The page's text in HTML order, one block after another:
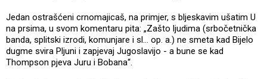
Jedan ostrašćeni crnomajicaš, na primjer, s bljeskavim ušatim U
na prsima, u svom komentaru pita: „Zašto ljudima (srbočetnička
banda, splitski izrodi, komunjare i sl… op. a.) ne smeta kad Bijelo
dugme svira Pljuni i zapjevaj Jugoslavijo - a bune se kad
Thompson pjeva Juru i Bobana“.